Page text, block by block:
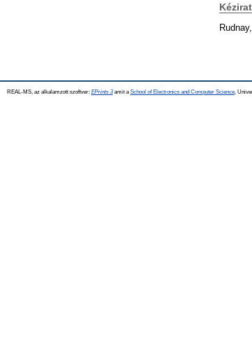
Kézirat
REAL-MS, az alkalamzott szoftver: EPrints 3amit a School of Electronics and Computer Science ,